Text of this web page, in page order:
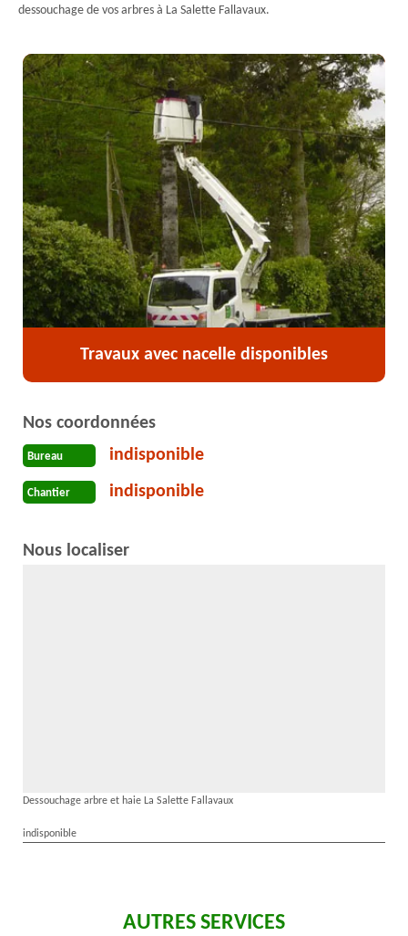
dessouchage de vos arbres à La Salette Fallavaux.
Travaux avec nacelle disponibles
Nos coordonnées
Bureau indisponible
Chantier indisponible
Nous localiser
Dessouchage arbre et haie La Salette Fallavaux
indisponible
AUTRES SERVICES